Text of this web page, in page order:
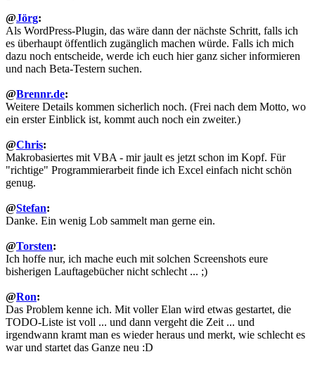
@Jörg:
Als WordPress-Plugin, das wäre dann der nächste Schritt, falls ich
es überhaupt öffentlich zugänglich machen würde. Falls ich mich
dazu noch entscheide, werde ich euch hier ganz sicher informieren
und nach Beta-Testern suchen.
@Brennr.de:
Weitere Details kommen sicherlich noch. (Frei nach dem Motto, wo
ein erster Einblick ist, kommt auch noch ein zweiter.)
@Chris:
Makrobasiertes mit VBA - mir jault es jetzt schon im Kopf. Für
"richtige" Programmierarbeit finde ich Excel einfach nicht schön
genug.
@Stefan:
Danke. Ein wenig Lob sammelt man gerne ein.
@Torsten:
Ich hoffe nur, ich mache euch mit solchen Screenshots eure
bisherigen Lauftagebücher nicht schlecht ... ;)
@Ron:
Das Problem kenne ich. Mit voller Elan wird etwas gestartet, die
TODO-Liste ist voll ... und dann vergeht die Zeit ... und
irgendwann kramt man es wieder heraus und merkt, wie schlecht es
war und startet das Ganze neu :D